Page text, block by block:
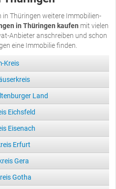
in Thüringen weitere Immobilien-
in Thüringen kaufen mit vielen
Anbieter anschreiben und schon
eine Immobilie finden.
Kreis
Land
Eichsfeld
Eisenach
Erfurt
Gera
Gotha